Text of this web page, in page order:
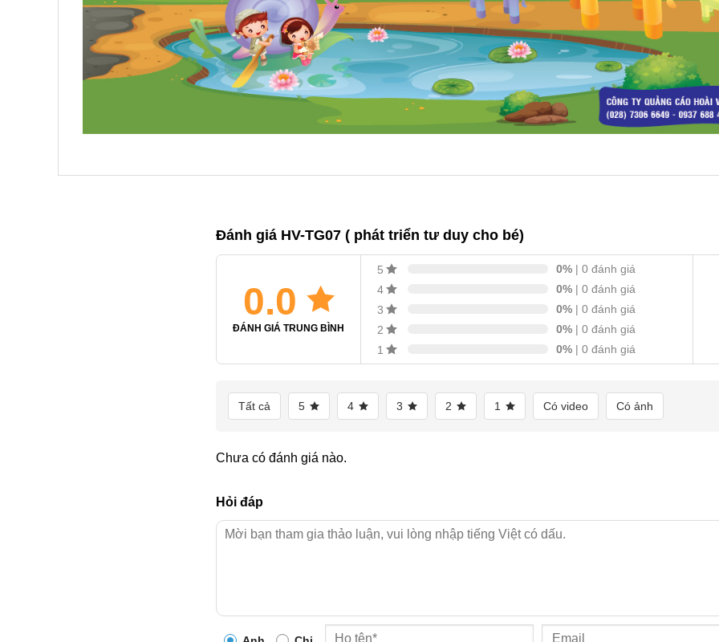
Đánh giá HV-TG07 ( phát triển tư duy cho bé)
0.0
ĐÁNH GIÁ TRUNG BÌNH
5 0% | 0 đánh giá
4
0% | 0 đánh giá
3
0% | 0 đánh giá
2
0% | 0 đánh giá
1
0% | 0 đánh giá
Tất cả 5 4 3 2 1 Có video Có ảnh
Chưa có đánh giá nào.
Hỏi đáp